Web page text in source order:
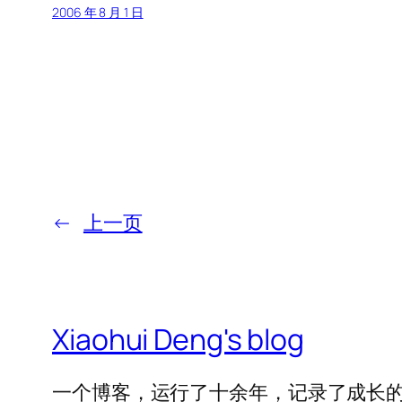
2006 年 8 月 1 日
← 上一页
Xiaohui Deng's blog
一个博客，运行了十余年，记录了成长